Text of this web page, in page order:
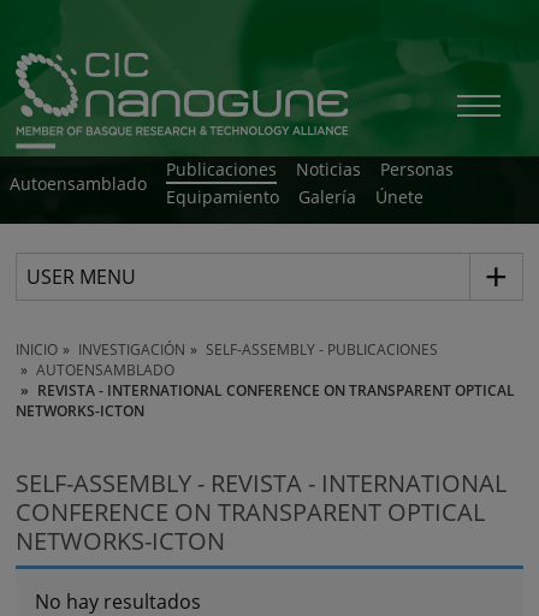
Autoensamblado
Publicaciones Noticias
Personas
Equipamiento
Galería Únete
USER MENU
INICIO INVESTIGACIÓN
SELF-ASSEMBLY - PUBLICACIONES
AUTOENSAMBLADO
REVISTA - INTERNATIONAL CONFERENCE ON TRANSPARENT OPTICAL
NETWORKS-ICTON
SELF-ASSEMBLY - REVISTA - INTERNATIONAL
CONFERENCE ON TRANSPARENT OPTICAL
NETWORKS-ICTON
No hay resultados